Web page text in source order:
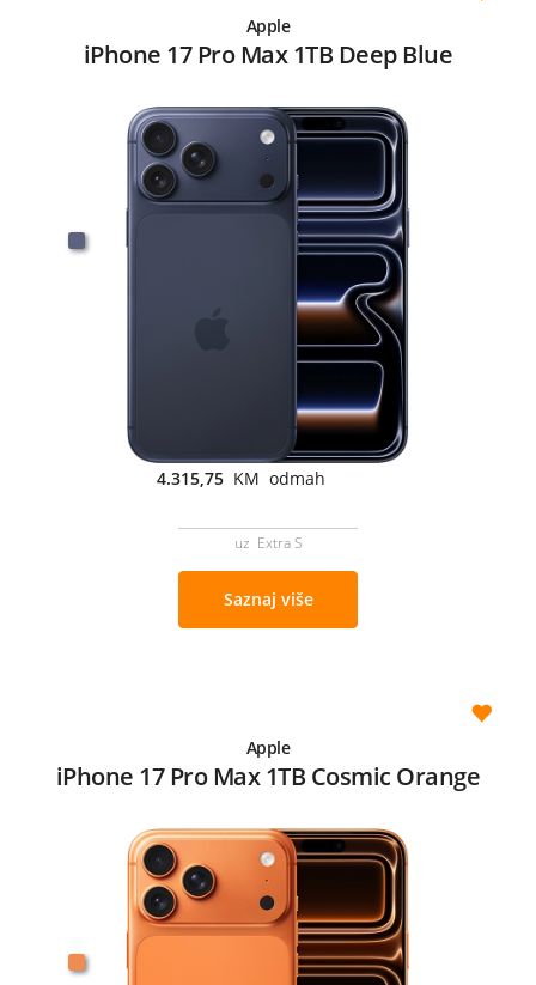
Apple
iPhone 17 Pro Max 1TB Deep Blue
4.315,75 KM odmah
uz Extra S
Saznaj više
Apple
iPhone 17 Pro Max 1TB Cosmic Orange